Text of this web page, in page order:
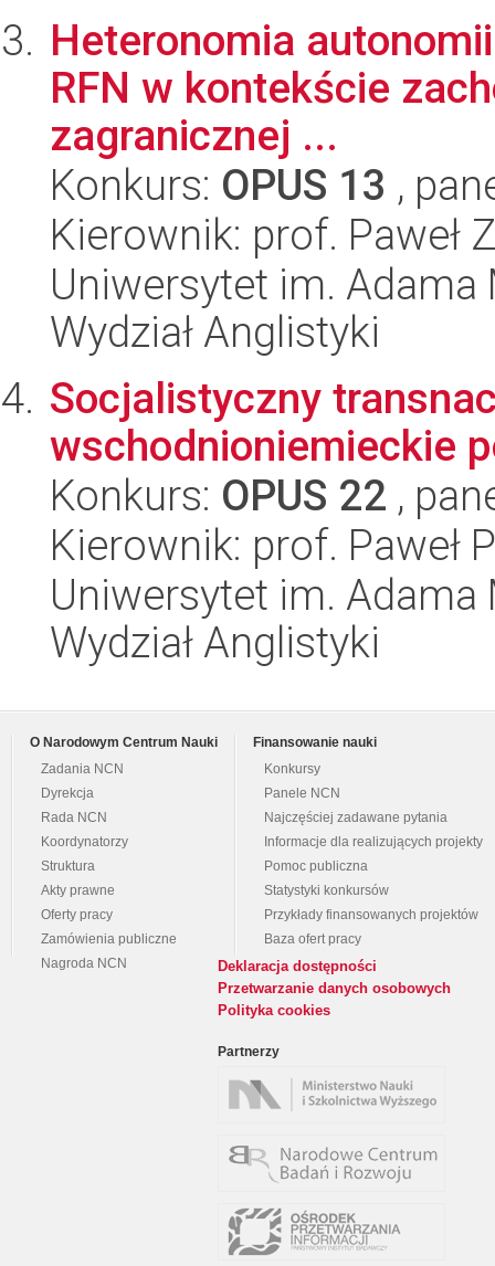
Heteronomia
RFN w kontekście
zagranicznej ...
Konkurs: OPUS 13 ,
Kierownik: prof. Paweł
Uniwersytet im.
Wydział Anglistyki
Socjalistyczny
wschodnioniemieckie
Konkurs: OPUS 22 ,
Kierownik: prof. Paweł
Uniwersytet im.
Wydział Anglistyki
O Narodowym Centrum Nauki
Zadania NCN
Dyrekcja
Rada NCN
Koordynatorzy
Struktura
Akty prawne
Oferty pracy
Zamówienia publiczne
Nagroda NCN
Finansowanie nauki
Konkursy
Panele NCN
Najczęściej zadawane pytania
Informacje dla realizujących projekty
Pomoc publiczna
Statystyki konkursów
Przykłady finansowanych projektów
Baza ofert pracy
Deklaracja dostępności
Przetwarzanie danych osobowych
Polityka cookies
Partnerzy